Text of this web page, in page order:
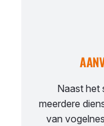
Naast het
meerdere
van